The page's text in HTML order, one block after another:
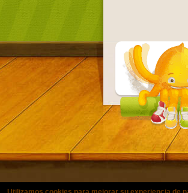
Utilizamos cookies para mejorar su experiencia
©